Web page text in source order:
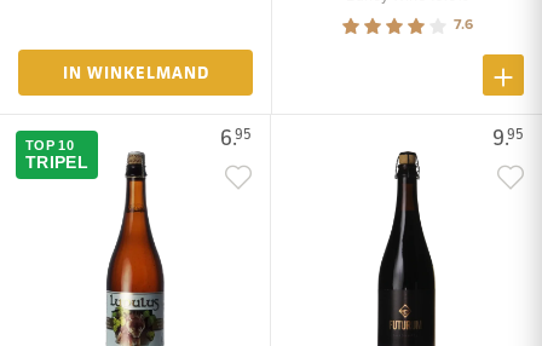
IN WINKELMAND
7.6
6.95
TOP 10
TRIPEL
9.95